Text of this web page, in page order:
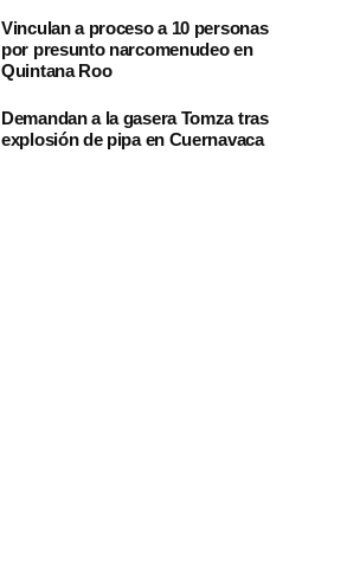
Vinculan a proceso a 10 personas
por presunto narcomenudeo en
Quintana Roo
Demandan a la gasera Tomza tras
explosión de pipa en Cuernavaca